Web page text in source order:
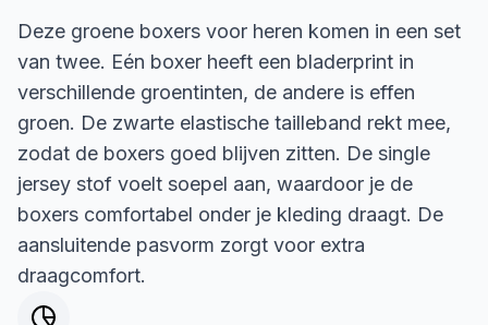
Deze groene boxers voor heren komen in een set
van twee. Eén boxer heeft een bladerprint in
verschillende groentinten, de andere is effen
groen. De zwarte elastische tailleband rekt mee,
zodat de boxers goed blijven zitten. De single
jersey stof voelt soepel aan, waardoor je de
boxers comfortabel onder je kleding draagt. De
aansluitende pasvorm zorgt voor extra
draagcomfort.